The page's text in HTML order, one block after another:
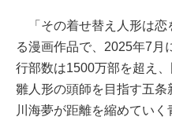
「その着せ替え人形は恋
る漫画作品で、2025年7月
行部数は1500万部を超え
雛人形の頭師を目指す五
川海夢が距離を縮めていく